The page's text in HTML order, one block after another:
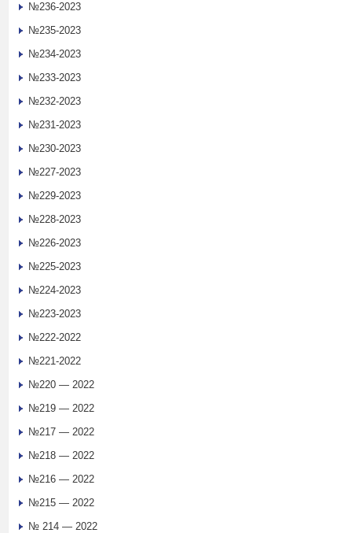
№236-2023
№235-2023
№234-2023
№233-2023
№232-2023
№231-2023
№230-2023
№227-2023
№229-2023
№228-2023
№226-2023
№225-2023
№224-2023
№223-2023
№222-2022
№221-2022
№220 — 2022
№219 — 2022
№217 — 2022
№218 — 2022
№216 — 2022
№215 — 2022
№ 214 — 2022